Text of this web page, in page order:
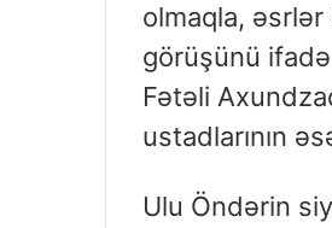
olmaqla, əsrlər
görüşünü
Fətəli
ustadlarının
Ulu Öndərin